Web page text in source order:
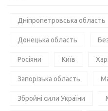
Дніпропетровська область
Донецька область
Росіяни Київ
Запорізька область
Збройні сили України